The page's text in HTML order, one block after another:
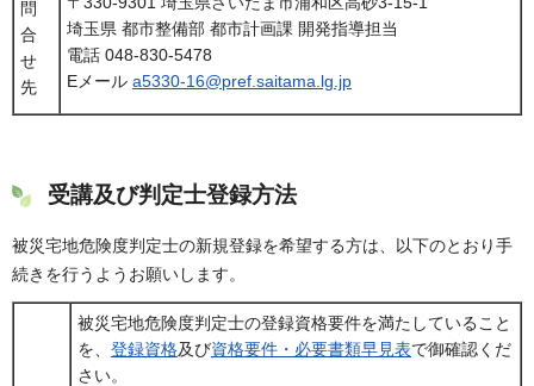
問
合
せ
先
埼玉県 都市整備部 都市計画課 開発指導担当
電話 048-830-5478
Eメール a5330-16@pref.saitama.lg.jp
受講及び判定士登録方法
被災宅地危険度判定士の新規登録を希望する方は、以下のとおり手
続きを行うようお願いします。
被災宅地危険度判定士の登録資格要件を満たしていること
を、 登録資格及び資格要件・必要書類早見表で御確認くだ
さい。